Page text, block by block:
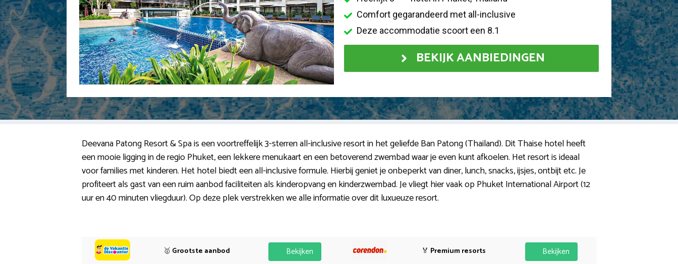
Comfort gegarandeerd met all-inclusive
Deze accommodatie scoort een 8.1
BEKIJK AANBIEDINGEN
Deevana Patong Resort & Spa is een voortreffelijk 3-sterren all-inclusive resort in het geliefde Ban Patong (Thailand). Dit Thaise hotel heeft
een mooie ligging in de regio Phuket, een lekkere menukaart en een betoverend zwembad waar je even kunt afkoelen. Het resort is ideaal
voor families met kinderen. Het hotel biedt een all-inclusive formule. Hierbij geniet je onbeperkt van diner, lunch, snacks, ijsjes, ontbijt etc. Je
profiteert als gast van een ruim aanbod faciliteiten als kinderopvang en kinderzwembad. Je vliegt hier vaak op Phuket International Airport (12
uur en 40 minuten vliegduur). Op deze plek verstrekken we alle informatie over dit luxueuze resort.
🥇 Grootste aanbod Bekijken 🏅 Premium resorts Bekijken